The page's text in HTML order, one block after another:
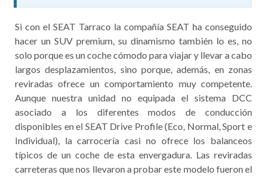
Si con el SEAT Tarraco la compañía SEAT ha conseguido
hacer un SUV premium, su dinamismo también lo es, no
solo porque es un coche cómodo para viajar y llevar a cabo
largos desplazamientos, sino porque, además, en zonas
reviradas ofrece un comportamiento muy competente.
Aunque nuestra unidad no equipada el sistema DCC
asociado a los diferentes modos de conducción
disponibles en el SEAT Drive Profile (Eco, Normal, Sport e
Individual), la carrocería casi no ofrece los balanceos
típicos de un coche de esta envergadura. Las reviradas
carreteras que nos llevaron a probar este modelo fueron el